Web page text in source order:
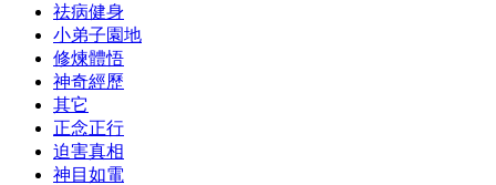
祛病健身
小弟子園地
修煉體悟
神奇經歷
其它
正念正行
迫害真相
神目如電